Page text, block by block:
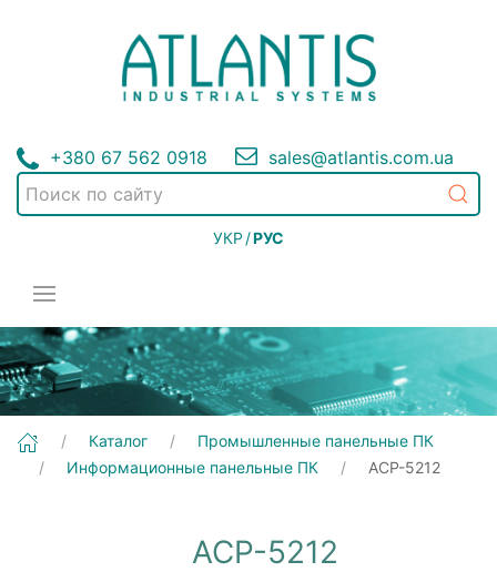
+380 67 562 0918 sales@atlantis.com.ua
УКР /РУС
Каталог
Промышленные панельные ПК
Информационные панельные ПК
ACP-5212
ACP-5212